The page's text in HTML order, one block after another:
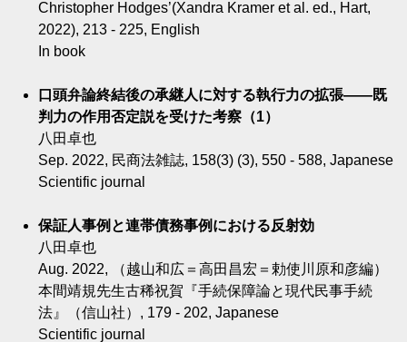
Christopher Hodges’(Xandra Kramer et al. ed., Hart,
2022), 213 - 225, English
In book
口頭弁論終結後の承継人に対する執行力の拡張――既
判力の作用否定説を受けた考察（1）
八田卓也
Sep. 2022, 民商法雑誌, 158(3) (3), 550 - 588, Japanese
Scientific journal
保証人事例と連帯債務事例における反射効
八田卓也
Aug. 2022, （越山和広＝高田昌宏＝勅使川原和彦編）
本間靖規先生古稀祝賀『手続保障論と現代民事手続
法』（信山社）, 179 - 202, Japanese
Scientific journal